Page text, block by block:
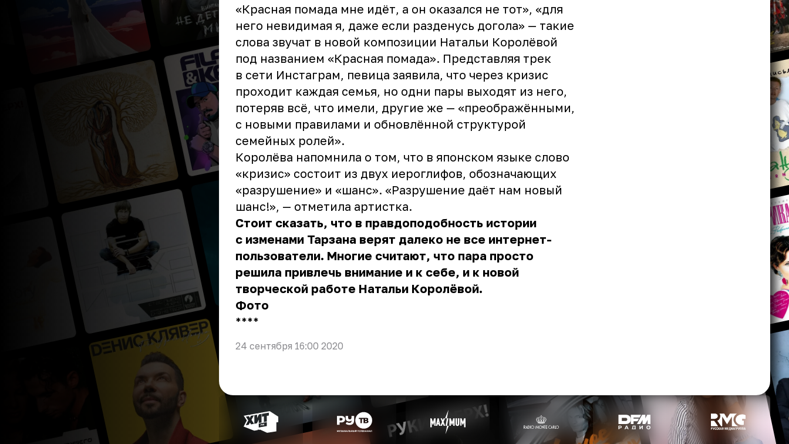
«Красная помада мне идёт, а он оказался не тот», «для
него невидимая я, даже если разденусь догола» — такие
слова звучат в новой композиции Натальи Королёвой
под названием «Красная помада». Представляя трек
в сети Инстаграм , певица заявила, что через кризис
проходит каждая семья, но одни пары выходят из него,
потеряв всё, что имели, другие же — «преображёнными,
с новыми правилами и обновлённой структурой
семейных ролей».
Королёва напомнила о том, что в японском языке слово
«кризис» состоит из двух иероглифов, обозначающих
«разрушение» и «шанс». «Разрушение даёт нам новый
шанс!», — отметила артистка.
Стоит сказать, что в правдоподобность истории
с изменами Тарзана верят далеко не все интернет-
пользователи. Многие считают, что пара просто
решила привлечь внимание и к себе, и к новой
творческой работе Натальи Королёвой.
Фото
** **
24 сентября 16:00 2020